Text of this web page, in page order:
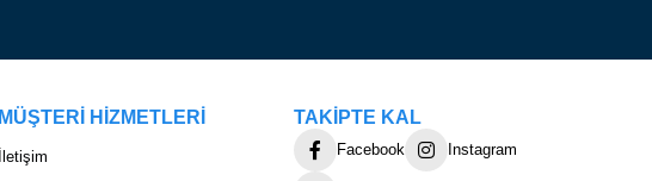
MÜŞTERİ HİZMETLERİ
İletişim
TAKİPTE KAL
Facebook Instagram